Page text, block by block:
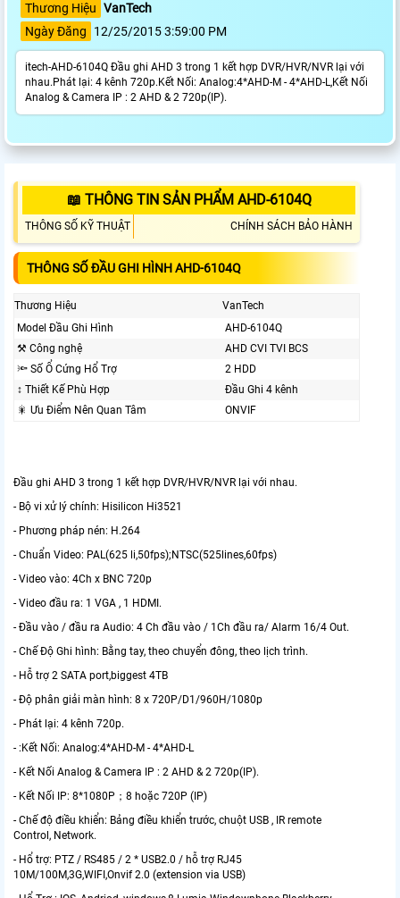
Thương Hiệu VanTech
Ngày Đăng
12/25/2015 3:59:00 PM
itech-AHD-6104Q Đầu ghi AHD 3 trong 1 kết hợp DVR/HVR/NVR lại với
nhau.Phát lại: 4 kênh 720p.Kết Nối: Analog:4*AHD-M - 4*AHD-L,Kết Nối
Analog & Camera IP : 2 AHD & 2 720p(IP).
📖 THÔNG TIN SẢN PHẨM AHD-6104Q
THÔNG SỐ KỸ THUẬT CHÍNH SÁCH BẢO HÀNH
THÔNG SỐ ĐẦU GHI HÌNH AHD-6104Q
Thương Hiệu
VanTech
Model Đầu Ghi Hình
AHD-6104Q
⚒ Công nghệ
AHD CVI TVI BCS
🔦 Số Ổ Cứng Hổ Trợ
2 HDD
↕️ Thiết Kế Phù Hợp
Đầu Ghi 4 kênh
🎇 Ưu Điểm Nên Quan Tâm
ONVIF
Đầu ghi AHD 3 trong 1 kết hợp DVR/HVR/NVR lại với nhau.
- Bộ vi xử lý chính: Hisilicon Hi3521
- Phương pháp nén: H.264
- Chuẩn Video: PAL(625 li,50fps);NTSC(525lines,60fps)
- Video vào: 4Ch x BNC 720p
- Video đầu ra: 1 VGA , 1 HDMI.
- Đầu vào / đầu ra Audio: 4 Ch đầu vào / 1Ch đầu ra/ Alarm 16/4 Out.
- Chế Độ Ghi hình: Bằng tay, theo chuyển đông, theo lịch trình.
- Hỗ trợ 2 SATA port,biggest 4TB
- Độ phân giải màn hình: 8 x 720P/D1/960H/1080p
- Phát lại: 4 kênh 720p.
- :Kết Nối: Analog:4*AHD-M - 4*AHD-L
- Kết Nối Analog & Camera IP : 2 AHD & 2 720p(IP).
- Kết Nối IP: 8*1080P；8 hoặc 720P (IP)
- Chế độ điều khiển: Bảng điều khiển trước, chuột USB , IR remote
Control, Network.
- Hổ trợ: PTZ / RS485 / 2 * USB2.0 / hỗ trợ RJ45
10M/100M,3G,WIFI,Onvif 2.0 (extension via USB)